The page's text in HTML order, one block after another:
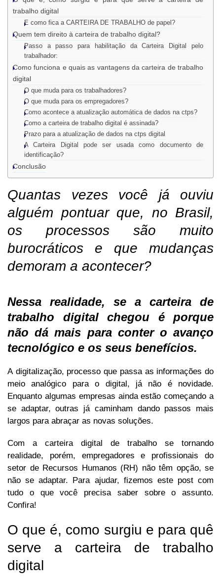
trabalho digital
E como fica a CARTEIRA DE TRABALHO de papel?
Quem tem direito à carteira de trabalho digital?
Passo a passo para habilitação da Carteira Digital pelo
trabalhador:
Como funciona e quais as vantagens da carteira de trabalho
digital
O que muda para os trabalhadores?
O que muda para os empregadores?
Como acontece a atualização automática de dados na ctps?
Como a carteira de trabalho digital é assinada?
Prazo para a atualização de dados na ctps digital
A Carteira Digital pode ser usada como documento de
identificação?
Conclusão
Quantas vezes você já ouviu
alguém pontuar que, no Brasil,
os processos são muito
burocráticos e que mudanças
demoram a acontecer?
Nessa realidade, se a carteira de
trabalho digital chegou é porque
não dá mais para conter o avanço
tecnológico e os seus benefícios.
A digitalização, processo que passa as informações do
meio analógico para o digital, já não é novidade.
Enquanto algumas empresas ainda estão começando a
se adaptar, outras já caminham dando passos mais
largos para abraçar as novas soluções.
Com a carteira digital de trabalho se tornando
realidade, porém, empregadores e profissionais do
setor de Recursos Humanos (RH) não têm opção, se
não se adaptar. Para ajudar, fizemos este post com
tudo o que você precisa saber sobre o assunto.
Confira!
O que é, como surgiu e para quê
serve a carteira de trabalho
digital